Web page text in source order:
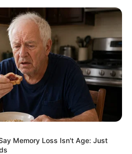
Memory Loss Isn't Age: Just